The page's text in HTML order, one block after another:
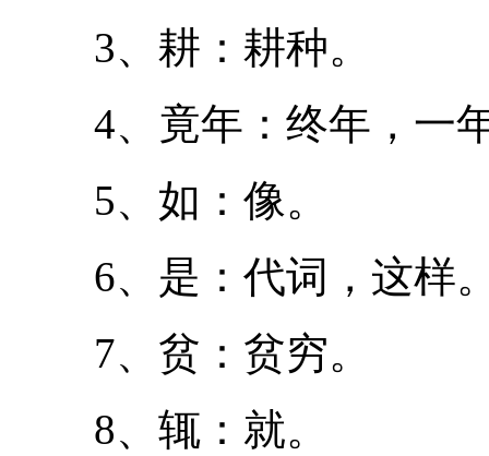
3、耕：耕种。
4、竟年：终年，一
5、如：像。
6、是：代词，这样
7、贫：贫穷。
8、辄：就。